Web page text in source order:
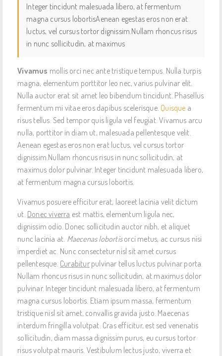
Integer tincidunt malesuada libero, at fermentum
magna cursus lobortisAenean egestas eros non erat
luctus, vel cursus tortor dignissim.Nullam rhoncus risus
in nunc sollicitudin, at maximus
Vivamus mollis orci nec ante tristique tempus. Nulla turpis
magna, elementum porttitor leo nec, varius pulvinar elit.
Nulla auctor erat sit amet leo bibendum tincidunt. Phasellus
fermentum mi vitae eros dapibus scelerisque. Quisque a
risus tellus. Sed tempor quis ligula vel feugiat. Vivamus arcu
nulla, porttitor in diam ut, malesuada pellentesque velit.
Aenean egestas eros non erat luctus, vel cursus tortor
dignissim.Nullam rhoncus risus in nunc sollicitudin, at
maximus dolor pulvinar. Integer tincidunt malesuada libero,
at fermentum magna cursus lobortis.
Vivamus posuere efficitur erat, laoreet lacinia velit dictum
ut. Donec viverra est mattis, elementum ligula nec,
dignissim odio. Donec sollicitudin auctor nibh, et aliquet
nunc lacinia at. Maecenas lobortisorci metus, ac cursus nisi
imperdiet ac. Nunc consectetur nisl sit amet cursus
pellentesque. Curabiturpulvinar tellus luctus pulvinar porta.
Nullam rhoncus risus in nunc sollicitudin, at maximus dolor
pulvinar. Integer tincidunt malesuada libero, at fermentum
magna cursus lobortis. Etiam ipsum massa, fermentum
tristique nisl sit amet, convallis gravida justo. Maecenas
interdum fringilla volutpat. Cras efficitur, est sed venenatis
sollicitudin, diam massa dignissim purus, eu cursus tortor
risus volutpat mauris. Vestibulum lectus justo, viverra et